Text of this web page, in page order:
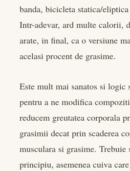
banda, bicicleta statica/
Intr-adevar, ard multe calorii,
arate, in final, ca o versiune
acelasi procent de grasime.
Este mult mai sanatos si logic
pentru a ne modifica
reducem greutatea corporala
grasimii decat prin scaderea
musculara si grasime. Trebuie
principiu, asemenea cuiva